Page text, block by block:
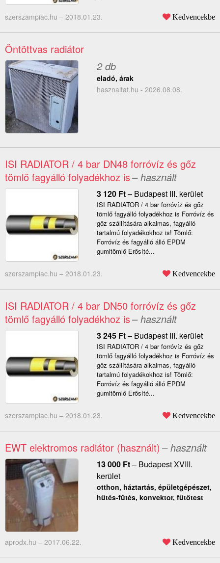
szerszampiac.hu – 2018.01.23. Kedvencekbe
Öntöttvas radiátor
2 db
eladó, árak
hasznaltat.hu - 2026.08.08.
ISI RADIATOR / 4 bar DN48 forróvíz és gőz
tömlő fagyálló folyadékhoz is– használt
3 120 Ft– Budapest III. kerület
ISI RADIATOR / 4 bar forróvíz és gőz
tömlő fagyálló folyadékhoz is Forróvíz és
gőz szállítására alkalmas, fagyálló
tartalmú folyadékokhoz is! Tömlő:
Forróvíz és fagyálló álló EPDM
gumitömlő Erősíté...
szerszampiac.hu – 2018.01.23. Kedvencekbe
ISI RADIATOR / 4 bar DN50 forróvíz és gőz
tömlő fagyálló folyadékhoz is– használt
3 245 Ft– Budapest III. kerület
ISI RADIATOR / 4 bar forróvíz és gőz
tömlő fagyálló folyadékhoz is Forróvíz és
gőz szállítására alkalmas, fagyálló
tartalmú folyadékokhoz is! Tömlő:
Forróvíz és fagyálló álló EPDM
gumitömlő Erősíté...
szerszampiac.hu – 2018.01.23. Kedvencekbe
EWT elektromos radiátor (használt) – használt
13 000 Ft– Budapest XVIII.
kerület
otthon, háztartás, épületgépészet,
hűtés-fűtés, konvektor, fűtőtest
aprodx.hu – 2017.06.22. Kedvencekbe